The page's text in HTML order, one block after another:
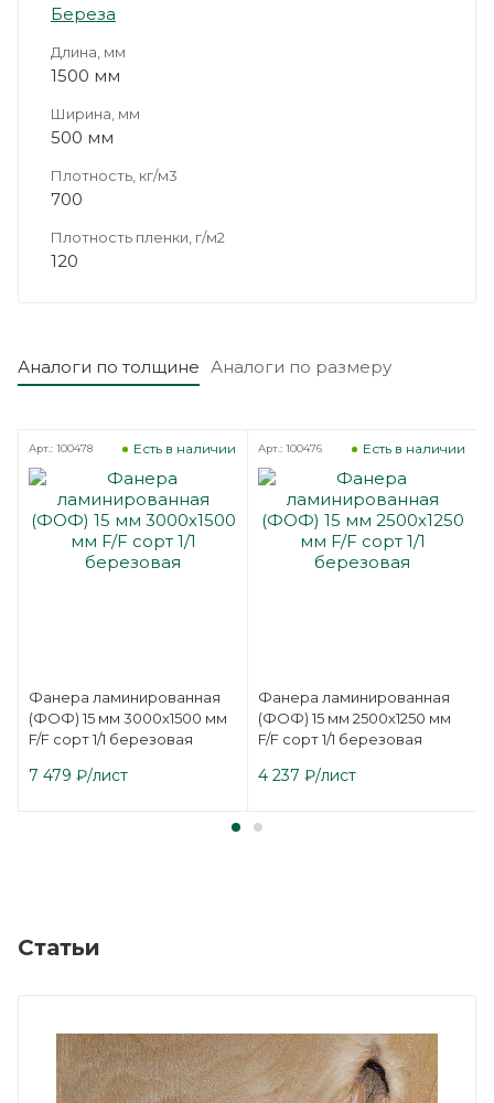
Береза
Длина, мм
1500 мм
Ширина, мм
500 мм
Плотность, кг/м3
700
Плотность пленки, г/м2
120
Аналоги по толщине Аналоги по размеру
Фанера ламинированная
(ФОФ) 15 мм 3000х1500 мм
F/F сорт 1/1 березовая
Есть в наличии
Арт.: 100478
7 479 ₽/лист
Фанера ламинированная
(ФОФ) 15 мм 2500х1250 мм
F/F сорт 1/1 березовая
Есть в наличии
Арт.: 100476
4 237 ₽/лист
Статьи